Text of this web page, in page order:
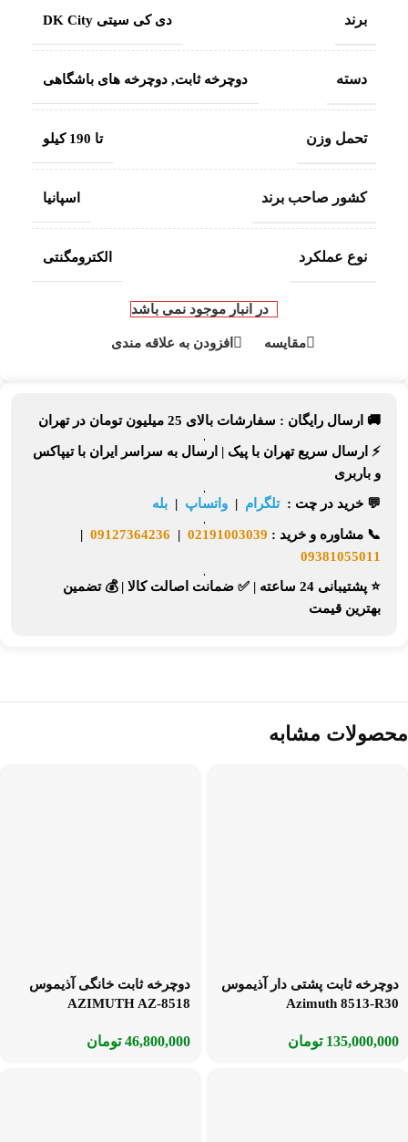
برند دی کی سیتی DK City
دسته دوچرخه ثابت, دوچرخه های باشگاهی
تحمل وزن تا 190 کیلو
کشور صاحب برند اسپانیا
نوع عملکرد الکترومگنتی
در انبار موجود نمی باشد
مقایسه افزودن به علاقه مندی
🚚 ارسال رایگان : سفارشات بالای 25 میلیون تومان در تهران
⚡ ارسال سریع تهران با پیک | ارسال به سراسر ایران با تیپاکس
و باربری
💬 خرید در چت :تلگرام | واتساپ | بله
📞 مشاوره و خرید : 02191003039
|
09127364236
|
09381055011
⭐ پشتیبانی 24 ساعته | ✅ ضمانت اصالت کالا |💰 تضمین
بهترین قیمت
محصولات مشابه
دوچرخه ثابت پشتی دار آذیموس
Azimuth 8513-R30
135,000,000 تومان
دوچرخه ثابت خانگی آذیموس
AZIMUTH AZ-8518
46,800,000 تومان